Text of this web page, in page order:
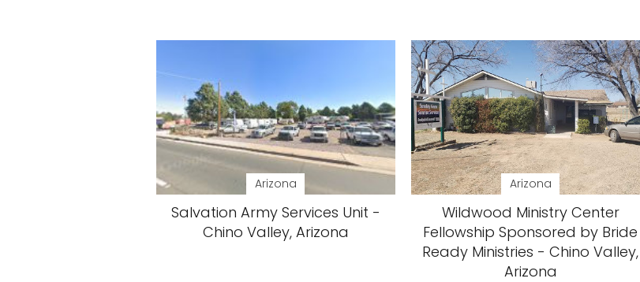
Arizona
Salvation Army Services Unit -
Chino Valley, Arizona
Arizona
Wildwood Ministry Center
Fellowship Sponsored by Bride
Ready Ministries - Chino Valley,
Arizona